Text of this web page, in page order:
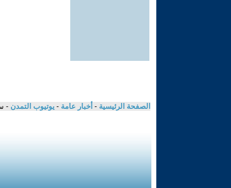
الصفحة الرئيسية - أخبار عامة - يوتيوب التمدن -